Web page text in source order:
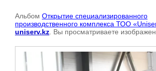
Альбом Открытие специализированного
производственного комплекса ТОО
uniserv.kz . Вы просматриваете